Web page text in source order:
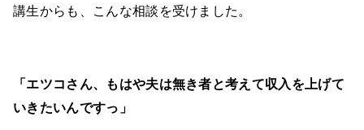
講生からも、こんな相談を受けました。
「エツコさん、もはや夫は無き者と考えて収入を上げて
いきたいんですっ」